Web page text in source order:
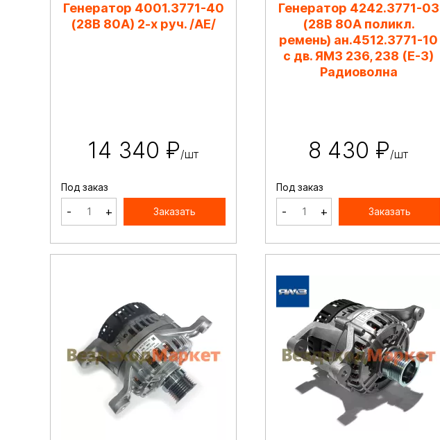
Генератор 4001.3771-40
(28В 80А) 2-х руч. /АЕ/
14 340 ₽/шт
Под заказ
- + Заказать
Генератор 4242.3771-03
(28В 80А поликл.
ремень) ан.4512.3771-10
с дв. ЯМЗ 236, 238 (Е-3)
Радиоволна
8 430 ₽/шт
Под заказ
- + Заказать